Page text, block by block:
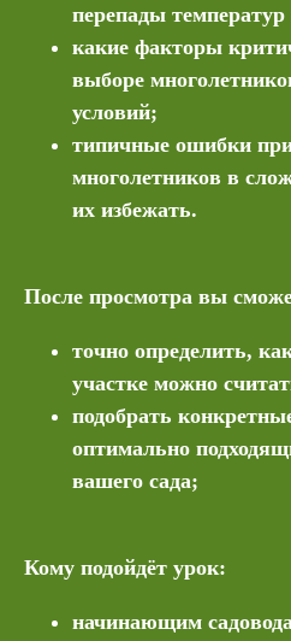
перепады температур
какие факторы
выборе
условий;
типичные ошибки
многолетников в
их избежать.
После просмотра вы
точно определить,
участке можно
подобрать
оптимально
вашего сада;
Кому подойдёт урок:
начинающим